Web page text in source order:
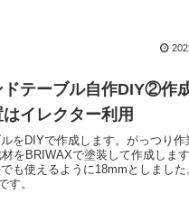
テーブル自作DIY②作
イレクター利用
をDIYで作成します。がっつり作
をBRIWAXで塗装して作成しま
も使えるように18mmとしまし
す。